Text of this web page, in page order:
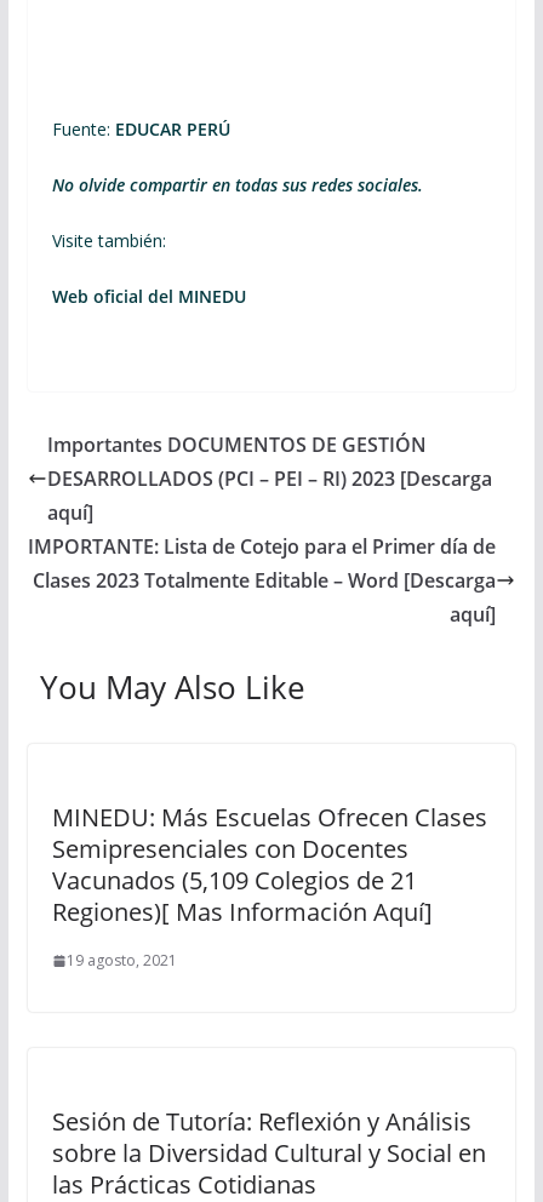
Fuente: EDUCAR PERÚ
No olvide compartir en todas sus redes sociales.
Visite también:
Web oficial del MINEDU
Importantes DOCUMENTOS DE GESTIÓN
DESARROLLADOS (PCI – PEI – RI) 2023 [Descarga
aquí]
IMPORTANTE: Lista de Cotejo para el Primer día de
Clases 2023 Totalmente Editable – Word [Descarga
aquí]
You May Also Like
MINEDU: Más Escuelas Ofrecen Clases
Semipresenciales con Docentes
Vacunados (5,109 Colegios de 21
Regiones)[ Mas Información Aquí]
19 agosto, 2021
Sesión de Tutoría: Reflexión y Análisis
sobre la Diversidad Cultural y Social en
las Prácticas Cotidianas